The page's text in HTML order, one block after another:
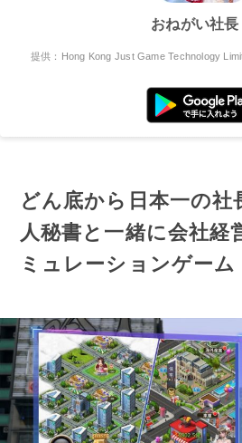
おねがい社長
提供：Hong Kong Just Game Technology
どん底から日本一の社
人秘書と一緒に会社経
ミュレーションゲーム